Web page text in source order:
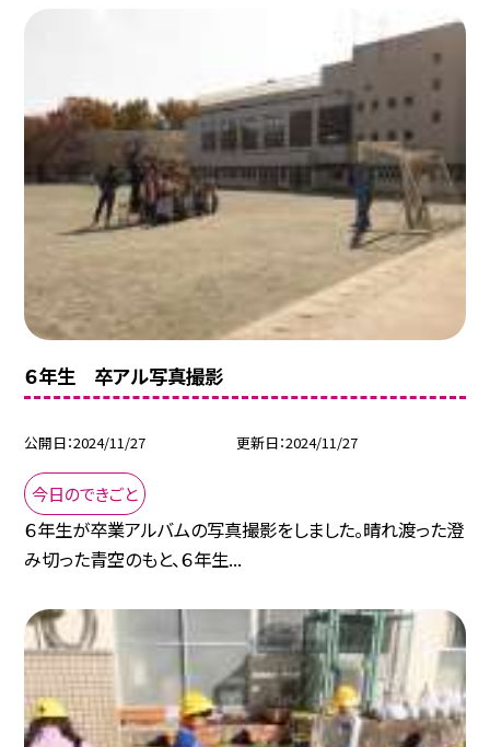
６年生 卒アル写真撮影
公開日 2024/11/27 更新日 2024/11/27
今日のできごと
６年生が卒業アルバムの写真撮影をしました。晴れ渡った澄
み切った青空のもと、６年生...